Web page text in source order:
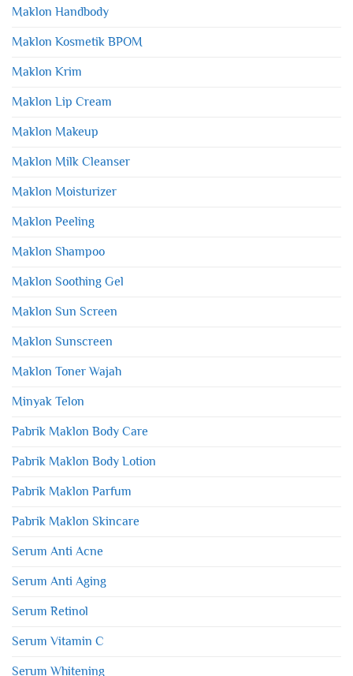
Maklon Handbody
Maklon Kosmetik BPOM
Maklon Krim
Maklon Lip Cream
Maklon Makeup
Maklon Milk Cleanser
Maklon Moisturizer
Maklon Peeling
Maklon Shampoo
Maklon Soothing Gel
Maklon Sun Screen
Maklon Sunscreen
Maklon Toner Wajah
Minyak Telon
Pabrik Maklon Body Care
Pabrik Maklon Body Lotion
Pabrik Maklon Parfum
Pabrik Maklon Skincare
Serum Anti Acne
Serum Anti Aging
Serum Retinol
Serum Vitamin C
Serum Whitening